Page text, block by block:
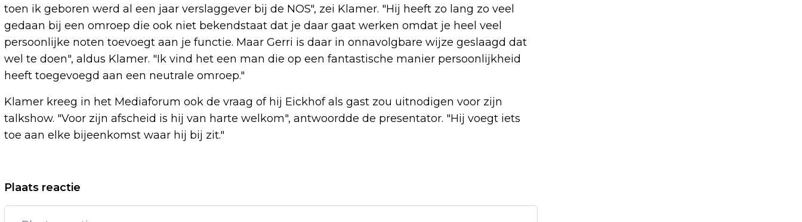
toen ik geboren werd al een jaar verslaggever bij de NOS", zei Klamer. "Hij heeft zo lang zo veel
gedaan bij een omroep die ook niet bekendstaat dat je daar gaat werken omdat je heel veel
persoonlijke noten toevoegt aan je functie. Maar Gerri is daar in onnavolgbare wijze geslaagd dat
wel te doen", aldus Klamer. "Ik vind het een man die op een fantastische manier persoonlijkheid
heeft toegevoegd aan een neutrale omroep."
Klamer kreeg in het Mediaforum ook de vraag of hij Eickhof als gast zou uitnodigen voor zijn
talkshow. "Voor zijn afscheid is hij van harte welkom", antwoordde de presentator. "Hij voegt iets
toe aan elke bijeenkomst waar hij bij zit."
Vorig artikel
BRABANDERS BETALEN NAAR
POETIN: BEREID TOT BESTAND ALS
Plaats reactie